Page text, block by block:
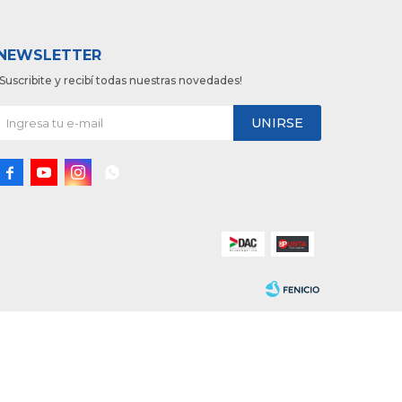
y recibí todas nuestras novedades!
UNIRSE
  